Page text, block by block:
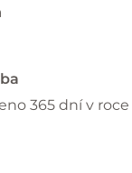
365 dní v roce